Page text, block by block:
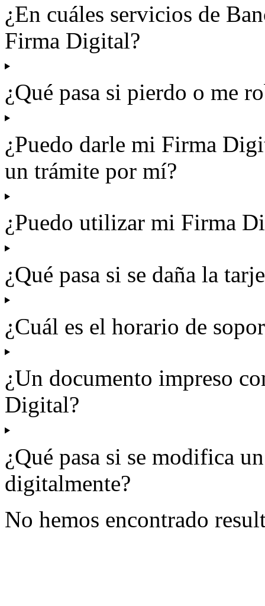
¿En cuáles servicios de
Firma Digital?
¿Qué pasa si pierdo o me
¿Puedo darle mi Firma
un trámite por mí?
¿Puedo utilizar mi Firma
¿Qué pasa si se daña la
¿Cuál es el horario de
¿Un documento impreso
Digital?
¿Qué pasa si se modifica
digitalmente?
No hemos encontrado